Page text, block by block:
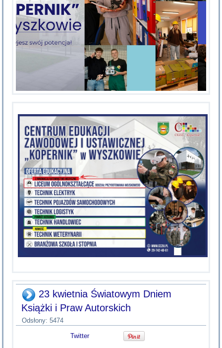
23 kwietnia Światowym Dniem
Książki i Praw Autorskich
Odsłony: 5474
Twitter